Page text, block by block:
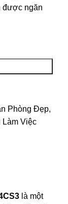
được ngăn
Phòng Đẹp,
Làm Việc
là một